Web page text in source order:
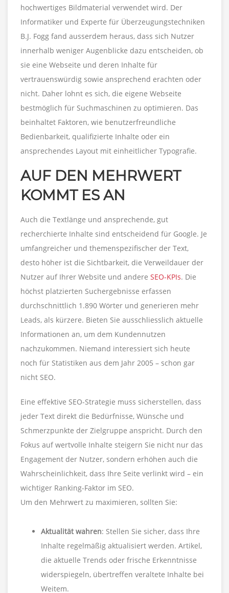
hochwertiges Bildmaterial verwendet wird. Der
Informatiker und Experte für Überzeugungstechniken
B.J. Fogg fand ausserdem heraus, dass sich Nutzer
innerhalb weniger Augenblicke dazu entscheiden, ob
sie eine Webseite und deren Inhalte für
vertrauenswürdig sowie ansprechend erachten oder
nicht. Daher lohnt es sich, die eigene Webseite
bestmöglich für Suchmaschinen zu optimieren. Das
beinhaltet Faktoren, wie benutzerfreundliche
Bedienbarkeit, qualifizierte Inhalte oder ein
ansprechendes Layout mit einheitlicher Typografie.
AUF DEN MEHRWERT
KOMMT ES AN
Auch die Textlänge und ansprechende, gut
recherchierte Inhalte sind entscheidend für Google. Je
umfangreicher und themenspezifischer der Text,
desto höher ist die Sichtbarkeit, die Verweildauer der
Nutzer auf Ihrer Website und andere SEO-KPIs. Die
höchst platzierten Suchergebnisse erfassen
durchschnittlich 1.890 Wörter und generieren mehr
Leads, als kürzere. Bieten Sie ausschliesslich aktuelle
Informationen an, um dem Kundennutzen
nachzukommen. Niemand interessiert sich heute
noch für Statistiken aus dem Jahr 2005 – schon gar
nicht SEO.
Eine effektive SEO-Strategie muss sicherstellen, dass
jeder Text direkt die Bedürfnisse, Wünsche und
Schmerzpunkte der Zielgruppe anspricht. Durch den
Fokus auf wertvolle Inhalte steigern Sie nicht nur das
Engagement der Nutzer, sondern erhöhen auch die
Wahrscheinlichkeit, dass Ihre Seite verlinkt wird – ein
wichtiger Ranking-Faktor im SEO.
Um den Mehrwert zu maximieren, sollten Sie:
Aktualität wahren: Stellen Sie sicher, dass Ihre
Inhalte regelmäßig aktualisiert werden. Artikel,
die aktuelle Trends oder frische Erkenntnisse
widerspiegeln, übertreffen veraltete Inhalte bei
Weitem.